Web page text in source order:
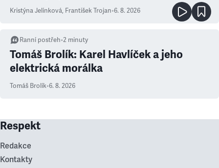
Kristýna Jelínková, František Trojan•6. 8. 2026
Ranní postřeh•2 minuty
Tomáš Brolík: Karel Havlíček a jeho
elektrická morálka
Tomáš Brolík•6. 8. 2026
Respekt
Redakce
Kontakty